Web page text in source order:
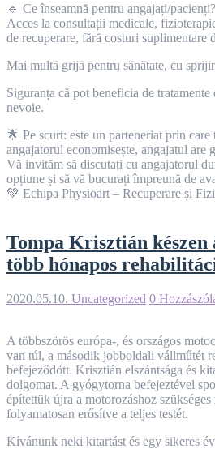
🔹 Ce înseamnă pentru angajați/pacienți?
Acces la consultații medicale,
de recuperare, fără costuri suplimentare
Mai multă grijă pentru sănătate, cu
Siguranța că pot beneficia de
nevoie.
🌟 Pe scurt: este un parteneriat prin care
angajatorul economisește, angajatul are
Vă invităm să discutați cu angajatorul
opțiune și să vă bucurați împreună de
💚 Echipa Physioart – Recuperare și
Tompa Krisztián készen
több hónapos
2020.05.10. Uncategorized 0
A többszörös európa-, és országos
van túl, a második jobboldali vállműtét
befejeződött. Krisztián elszántsága és
dolgomat. A gyógytorna befejeztével
építettük újra a motorozáshoz
folyamatosan erősítve a teljes testét.
Kívánunk neki kitartást és egy sikeres